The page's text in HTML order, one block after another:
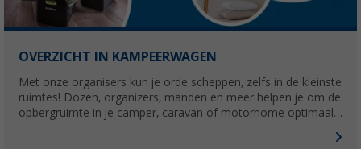
OVERZICHT IN KAMPEERWAGEN
Met onze organisers kun je orde scheppen, zelfs in de kleinste
ruimtes! Dozen, organizers, manden en meer helpen je om de
opbergruimte in je camper, caravan of motorhome optimaal